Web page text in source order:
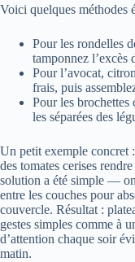
Voici quelques méthodes
Pour les rondelles
tamponnez l’excès
Pour l’avocat,
frais, puis
Pour les brochettes
les séparées des
Un petit exemple concret
des tomates cerises
solution a été simple —
entre les couches pour
couvercle. Résultat :
gestes simples comme à
d’attention chaque soir
matin.